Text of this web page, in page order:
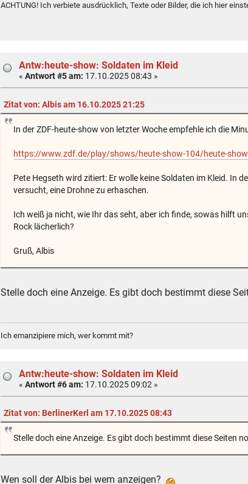
ACHTUNG! Ich verbiete ausdrücklich, Texte oder Bilder, die ich hier
Antw:heute-show: Soldaten im Kleid
«Antwort #5 am: 17.10.2025 08:43 »
Zitat von: Albis am 16.10.2025 21:25
In der ZDF-heute-show von letzter Woche empfehle ich die
https://www.zdf.de/play/shows/heute-show-104/heute-
Pete Hegseth wird zitiert: Er wolle keine Soldaten im Kleid. In
versucht, eine Drohne zu erhaschen.
Ich weiß ja nicht, wie Ihr das seht, aber ich finde, sowas hilft
Rock lächerlich?
Gruß, Albis
Stelle doch eine Anzeige. Es gibt doch bestimmt diese
Ich emanzipiere mich, wer kommt mit?
Antw:heute-show: Soldaten im Kleid
«Antwort #6 am: 17.10.2025 09:02 »
Zitat von: BerlinerKerl am 17.10.2025 08:43
Stelle doch eine Anzeige. Es gibt doch bestimmt diese Seiten
Wen soll der Albis bei wem anzeigen?